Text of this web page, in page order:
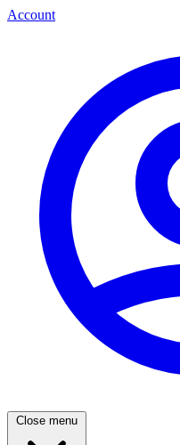
Account
Close menu